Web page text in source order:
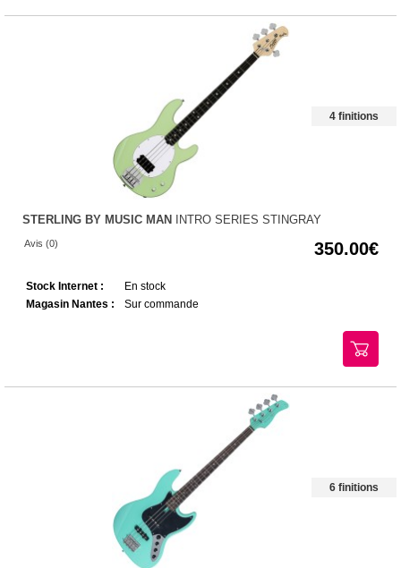
4 finitions
STERLING BY MUSIC MAN INTRO SERIES STINGRAY
Avis (0) 350.00
Stock Internet :
En stock
Magasin Nantes :
Sur commande
6 finitions